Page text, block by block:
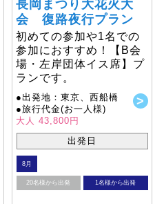
長岡まつり大花火大
会 復路夜行プラン
初めての参加や1名での
参加におすすめ！【B会
場・左岸団体イス席】プ
ランです。
●出発地：東京、西船橋
●旅行代金(お一人様)
大人 43,800円
出発日
8月
20名様から出発 1名様から出発